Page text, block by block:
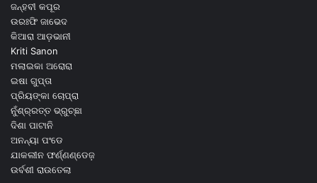
ଜନ୍ହବୀ କପୂର
ଉରଃଫି ଜାଭେଦ
କିଆରା ଆଡ଼ଭାନୀ
Kriti Sanon
ମଲାଇକା ଅରୋରା
ଇଷା ଗୁପ୍ତା
ପ୍ରିୟଙ୍କା ଚୋପ୍ରା
ନୁଁଶ୍ର୍ରତ୍ତ ଭ୍ରୁଚ୍ଛା
ଦିଶା ପାଟାନି
ଅନନ୍ୟା ପଂଡେ
ଯାକଲୀନ ଫର୍ଣ୍ଣଣ୍ଡେଜ଼
ଉର୍ବଶୀ ରାଉତେଲା